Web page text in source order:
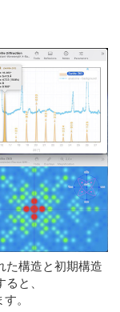
た構造と初期構造
と、
。